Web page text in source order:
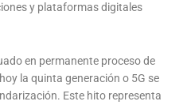
y plataformas digitales
en permanente proceso de
la quinta generación o 5G se
Este hito representa